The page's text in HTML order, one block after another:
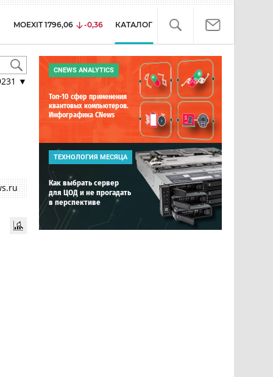
MOEXIT 1796,06 -0,36 КАТАЛОГ
▼
CNEWS ANALYTICS
Топ-10 сфер применения
квантовых компьютеров.
Инфографика CNews
ТЕХНОЛОГИЯ МЕСЯЦА
Как выбрать сервер
для ЦОД и не прогадать
в перспективе